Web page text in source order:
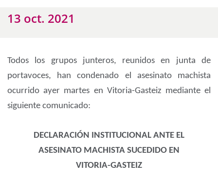
13 oct. 2021
Todos los grupos junteros, reunidos en junta de
portavoces, han condenado el asesinato machista
ocurrido ayer martes en Vitoria-Gasteiz mediante el
siguiente comunicado:
DECLARACIÓN INSTITUCIONAL ANTE EL
ASESINATO MACHISTA SUCEDIDO EN
VITORIA-GASTEIZ